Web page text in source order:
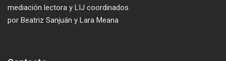
mediación lectora y LIJ coordinados
por Beatriz Sanjuán y Lara Meana